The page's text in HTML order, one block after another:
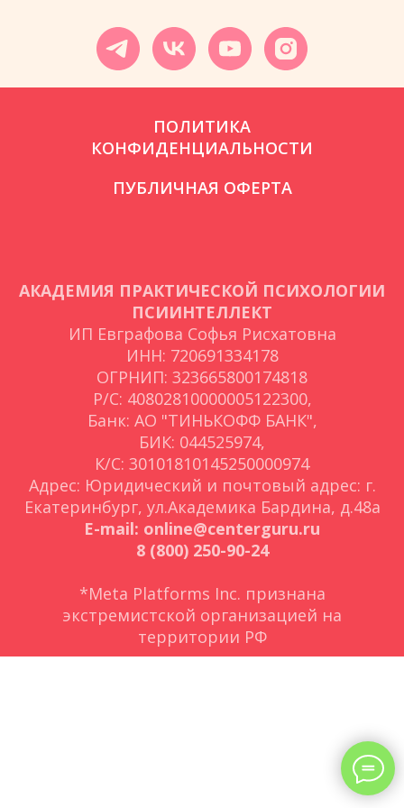
ПОЛИТИКА
КОНФИДЕНЦИАЛЬНОСТИ
ПУБЛИЧНАЯ ОФЕРТА
АКАДЕМИЯ ПРАКТИЧЕСКОЙ ПСИХОЛОГИИ
ПСИИНТЕЛЛЕКТ
ИП Евграфова Софья Рисхатовна
ИНН: 720691334178
ОГРНИП: 323665800174818
Р/С: 40802810000005122300,
Банк: АО "ТИНЬКОФФ БАНК",
БИК: 044525974,
К/С: 30101810145250000974
Адрес: Юридический и почтовый адрес: г.
Екатеринбург, ул.Академика Бардина, д.48а
E-mail: online@centerguru.ru
8 (800) 250-90-24
*Meta Platforms Inc. признана
экстремистской организацией на
территории РФ